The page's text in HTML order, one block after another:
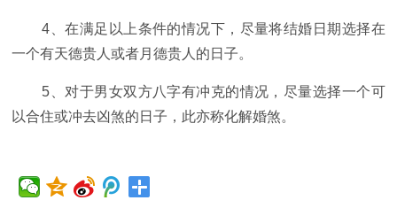
4、在满足以上条件的情况下，尽量将结婚日期选择在
一个有天德贵人或者月德贵人的日子。
5、对于男女双方八字有冲克的情况，尽量选择一个可
以合住或冲去凶煞的日子，此亦称化解婚煞。